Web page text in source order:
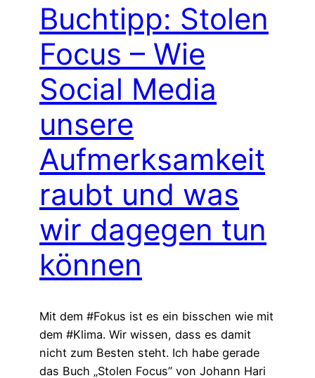
Buchtipp: Stolen
Focus – Wie
Social Media
unsere
Aufmerksamkeit
raubt und was
wir dagegen tun
können
Mit dem #Fokus ist es ein bisschen wie mit
dem #Klima. Wir wissen, dass es damit
nicht zum Besten steht. Ich habe gerade
das Buch „Stolen Focus” von Johann Hari